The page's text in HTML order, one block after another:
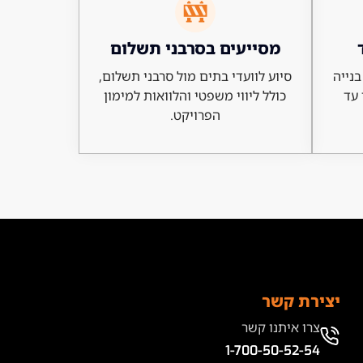
עד
מסייעים בסרבני תשלום
סיוע לוועדי בתים מול סרבני תשלום,
כולל ליווי משפטי והלוואות למימון
הפרויקט.
יצירת קשר
צרו איתנו קשר
1-700-50-52-54